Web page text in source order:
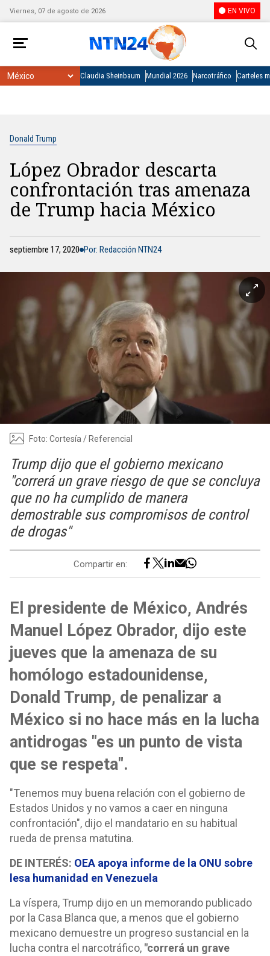
Viernes, 07 de agosto de 2026 EN VIVO
Claudia Sheinbaum Mundial 2026 Narcotráfico Carteles
Donald Trump
López Obrador descarta
confrontación tras amenaza
de Trump hacia México
septiembre 17, 2020 Por: Redacción NTN24
Foto: Cortesía / Referencial
Trump dijo que el gobierno mexicano
"correrá un grave riesgo de que se concluya
que no ha cumplido de manera
demostrable sus compromisos de control
de drogas"
Compartir en:
El presidente de México, Andrés
Manuel López Obrador, dijo este
jueves que la amenaza de su
homólogo estadounidense,
Donald Trump, de penalizar a
México si no hace más en la lucha
antidrogas "es un punto de vista
que se respeta".
"Tenemos muy buena relación con el gobierno de
Estados Unidos y no vamos a caer en ninguna
confrontación", dijo el mandatario en su habitual
rueda de prensa matutina.
DE INTERÉS: OEA apoya informe de la ONU sobre
lesa humanidad en Venezuela
La víspera, Trump dijo en un memorando publicado
por la Casa Blanca que, a menos que el gobierno
mexicano demuestre un progreso sustancial en la
lucha contra el narcotráfico, "correrá un grave